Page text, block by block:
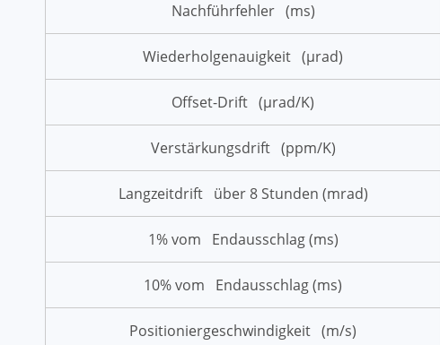
Nachführfehler (ms)
Wiederholgenauigkeit (µrad)
Offset-Drift (µrad/K)
Verstärkungsdrift (ppm/K)
Langzeitdrift über 8 Stunden (mrad)
1% vom Endausschlag (ms)
10% vom Endausschlag (ms)
Positioniergeschwindigkeit (m/s)